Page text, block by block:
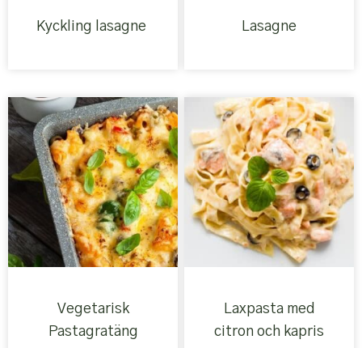
Kyckling lasagne Lasagne
Vegetarisk
Pastagratäng
Laxpasta med
citron och kapris